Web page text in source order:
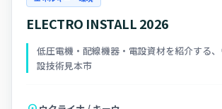
ELECTRO INSTALL 2026
低圧電機・配線機器・電設資材を紹介する
設技術見本市